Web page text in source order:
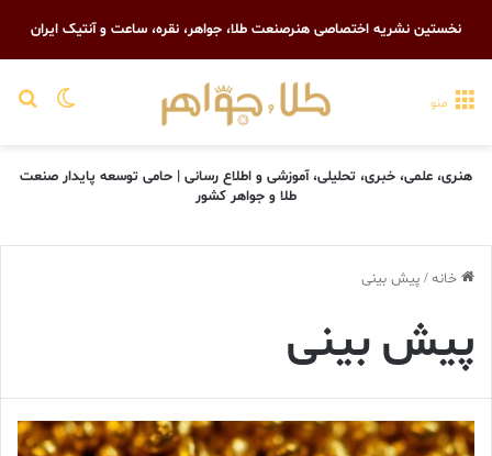
نخستین نشریه اختصاصی هنرصنعت طلا، جواهر، نقره، ساعت و آنتیک ایران
تغییر منو
هنری، علمی، خبری، تحلیلی، آموزشی و اطلاع رسانی | حامی توسعه پایدار صنعت
طلا و جواهر کشور
خانه/ پیش بینی
پیش بینی